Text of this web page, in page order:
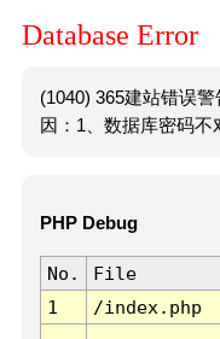
Database Error
(1040) 365建站错误
因：1、数据库密码不
PHP Debug
No. File
1
/index.php